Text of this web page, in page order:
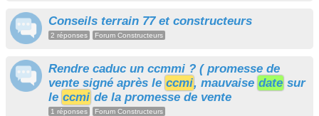
Conseils terrain 77 et constructeurs
2 réponses Forum Constructeurs
Rendre caduc un ccmmi ? ( promesse de
vente signé après le ccmi, mauvaise date sur
le ccmi de la promesse de vente
1 réponses Forum Constructeurs